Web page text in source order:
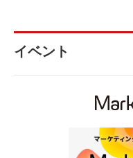
イベント